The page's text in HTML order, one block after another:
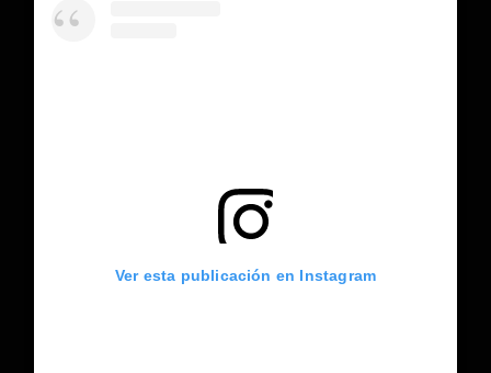
Ver esta publicación en Instagram